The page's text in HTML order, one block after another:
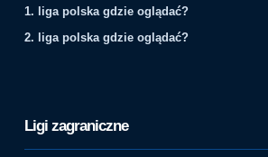
1. liga polska gdzie oglądać?
2. liga polska gdzie oglądać?
Ligi zagraniczne